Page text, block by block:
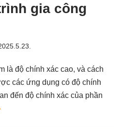
gia công
là độ chính xác cao, và cách
các ứng dụng có độ chính
đến độ chính xác của phần